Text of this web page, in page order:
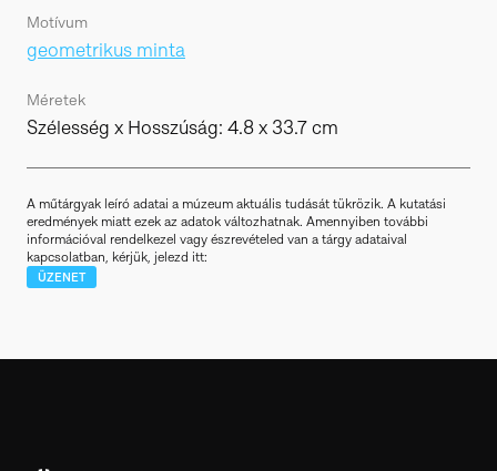
Motívum
geometrikus minta
Méretek
Szélesség x Hosszúság: 4.8 x 33.7 cm
A műtárgyak leíró adatai a múzeum aktuális tudását tükrözik. A kutatási
eredmények miatt ezek az adatok változhatnak. Amennyiben további
információval rendelkezel vagy észrevételed van a tárgy adataival
kapcsolatban, kérjük, jelezd itt:
ÜZENET